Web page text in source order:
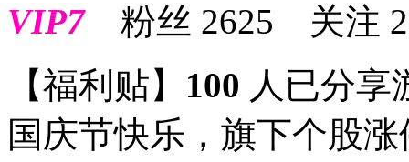
VIP7粉丝 2625 关注
【福利贴】 100 人已分
国庆节快乐，旗下个股